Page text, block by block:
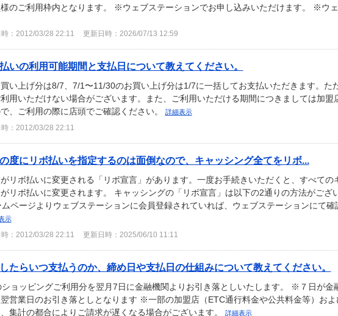
のご利用枠内となります。 ※ウェブステーションでお申し込みいただけます。 ※ウェ
：2012/03/28 22:11 更新日時：2026/07/13 12:59
いの利用可能期間と支払日について教えてください。
い上げ分は8/7、7/1〜11/30のお買い上げ分は1/7に一括してお支払いただきます。ただ
用いただけない場合がございます。また、ご利用いただける期間につきましては加盟
、ご利用の際に店頭でご確認ください。
詳細表示
：2012/03/28 22:11
度にリボ払いを指定するのは面倒なので、キャッシング全てをリボ...
リボ払いに変更される「リボ宣言」があります。一度お手続きいただくと、すべての
リボ払いに変更されます。 キャッシングの「リボ宣言」は以下の2通りの方法がござ
ページよりウェブステーションに会員登録されていれば、ウェブステーションにて確
示
：2012/03/28 22:11 更新日時：2025/06/10 11:11
たらいつ支払うのか、締め日や支払日の仕組みについて教えてください。
ョッピングご利用分を翌月7日に金融機関よりお引き落としいたします。 ※７日が金
営業日のお引き落としとなります ※一部の加盟店（ETC通行料金や公共料金等）およ
集計の都合によりご請求が遅くなる場合がございます。
詳細表示